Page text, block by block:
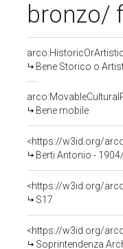
bronzo/
Bene Storico o
Bene mobile
<https://w3id.org/
Berti Antonio -
<https://w3id.org/
S17
<https://w3id.org/
Soprintendenza